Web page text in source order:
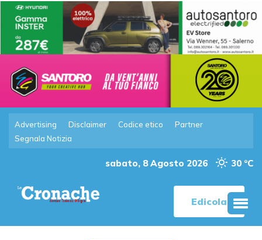
Advertising Disclaimer Codice etico
Partner
Segnala Notizia
sabato, 8 Agosto 2026 30 °C
Edicola